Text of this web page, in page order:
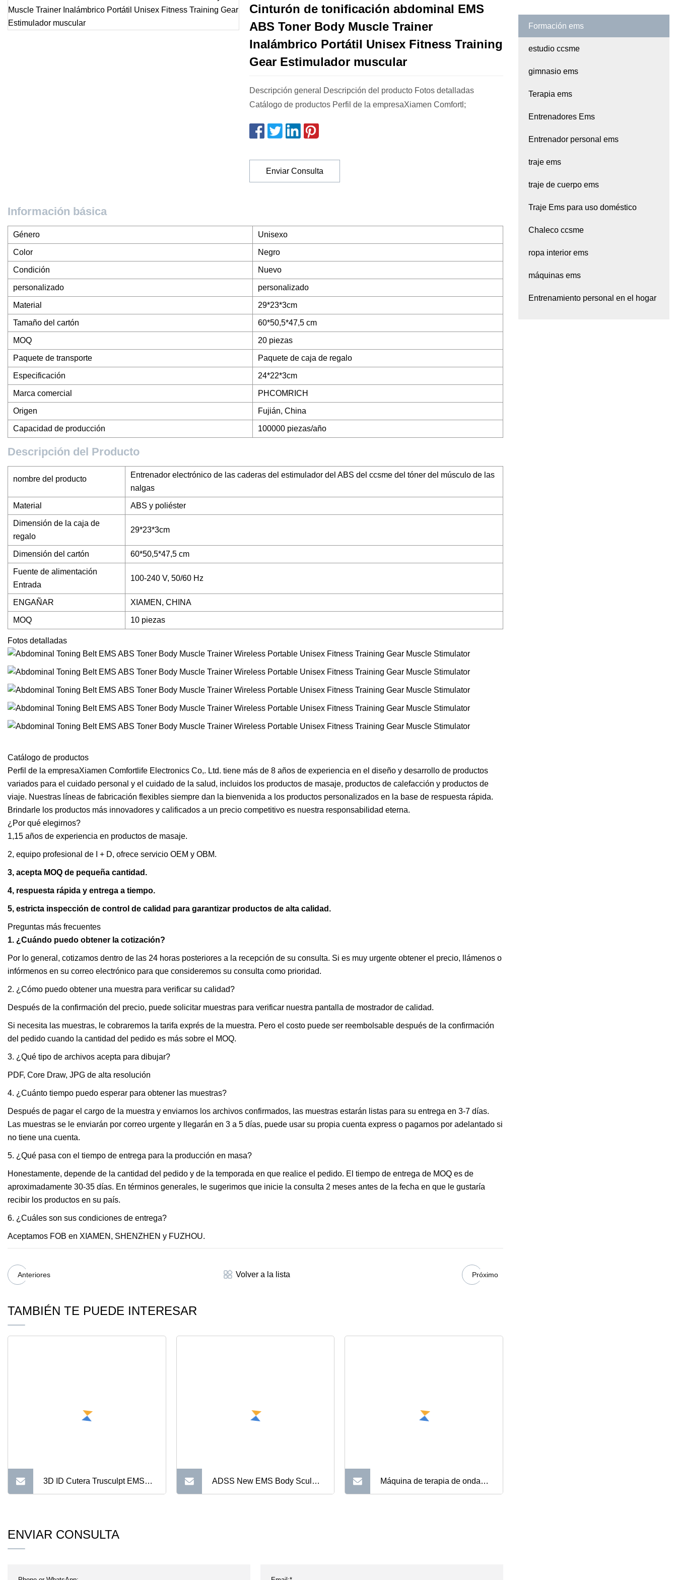
Cinturón de tonificación abdominal EMS
ABS Toner Body Muscle Trainer
Inalámbrico Portátil Unisex Fitness Training
Gear Estimulador muscular
Descripción general Descripción del producto Fotos detalladas
Catálogo de productos Perfil de la empresaXiamen Comfortl;
Enviar Consulta
Información básica
Género Unisexo
Color Negro
Condición Nuevo
personalizado personalizado
Material 29*23*3cm
Tamaño del cartón 60*50,5*47,5 cm
MOQ 20 piezas
Paquete de transporte Paquete de caja de regalo
Especificación 24*22*3cm
Marca comercial PHCOMRICH
Origen Fujián, China
Capacidad de producción 100000 piezas/año
Descripción del Producto
nombre del producto
Entrenador electrónico de las caderas del estimulador del ABS del ccsme del tóner del músculo de las
nalgas
Material ABS y poliéster
Dimensión de la caja de
regalo
29*23*3cm
Dimensión del cartón 60*50,5*47,5 cm
Fuente de alimentación
Entrada
100-240 V, 50/60 Hz
ENGAÑAR XIAMEN, CHINA
MOQ 10 piezas
Fotos detalladas
Catálogo de productos
Perfil de la empresaXiamen Comfortlife Electronics Co,. Ltd. tiene más de 8 años de experiencia en el diseño y desarrollo de productos
variados para el cuidado personal y el cuidado de la salud, incluidos los productos de masaje, productos de calefacción y productos de
viaje. Nuestras líneas de fabricación flexibles siempre dan la bienvenida a los productos personalizados en la base de respuesta rápida.
Brindarle los productos más innovadores y calificados a un precio competitivo es nuestra responsabilidad eterna.
¿Por qué elegirnos?
1,15 años de experiencia en productos de masaje.
2, equipo profesional de I + D, ofrece servicio OEM y OBM.
3, acepta MOQ de pequeña cantidad.
4, respuesta rápida y entrega a tiempo.
5, estricta inspección de control de calidad para garantizar productos de alta calidad.
Preguntas más frecuentes
1. ¿Cuándo puedo obtener la cotización?
Por lo general, cotizamos dentro de las 24 horas posteriores a la recepción de su consulta. Si es muy urgente obtener el precio, llámenos o
infórmenos en su correo electrónico para que consideremos su consulta como prioridad.
2. ¿Cómo puedo obtener una muestra para verificar su calidad?
Después de la confirmación del precio, puede solicitar muestras para verificar nuestra pantalla de mostrador de calidad.
Si necesita las muestras, le cobraremos la tarifa exprés de la muestra. Pero el costo puede ser reembolsable después de la confirmación
del pedido cuando la cantidad del pedido es más sobre el MOQ.
3. ¿Qué tipo de archivos acepta para dibujar?
PDF, Core Draw, JPG de alta resolución
4. ¿Cuánto tiempo puedo esperar para obtener las muestras?
Después de pagar el cargo de la muestra y enviarnos los archivos confirmados, las muestras estarán listas para su entrega en 3-7 días.
Las muestras se le enviarán por correo urgente y llegarán en 3 a 5 días, puede usar su propia cuenta express o pagarnos por adelantado si
no tiene una cuenta.
5. ¿Qué pasa con el tiempo de entrega para la producción en masa?
Honestamente, depende de la cantidad del pedido y de la temporada en que realice el pedido. El tiempo de entrega de MOQ es de
aproximadamente 30-35 días. En términos generales, le sugerimos que inicie la consulta 2 meses antes de la fecha en que le gustaría
recibir los productos en su país.
6. ¿Cuáles son sus condiciones de entrega?
Aceptamos FOB en XIAMEN, SHENZHEN y FUZHOU.
Anteriores Volver a la lista Próximo
TAMBIÉN TE PUEDE INTERESAR
3D ID Cutera Trusculpt EMS
celulitis reduce la máquina de
ADSS New EMS Body Sculpt Máquina de terapia de ondas
ENVIAR CONSULTA
Formación ems
estudio ccsme
gimnasio ems
Terapia ems
Entrenadores Ems
Entrenador personal ems
traje ems
traje de cuerpo ems
Traje Ems para uso doméstico
Chaleco ccsme
ropa interior ems
máquinas ems
Entrenamiento personal en el hogar